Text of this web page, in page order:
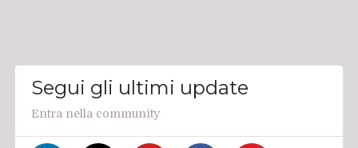
Segui gli ultimi update
Entra nella community